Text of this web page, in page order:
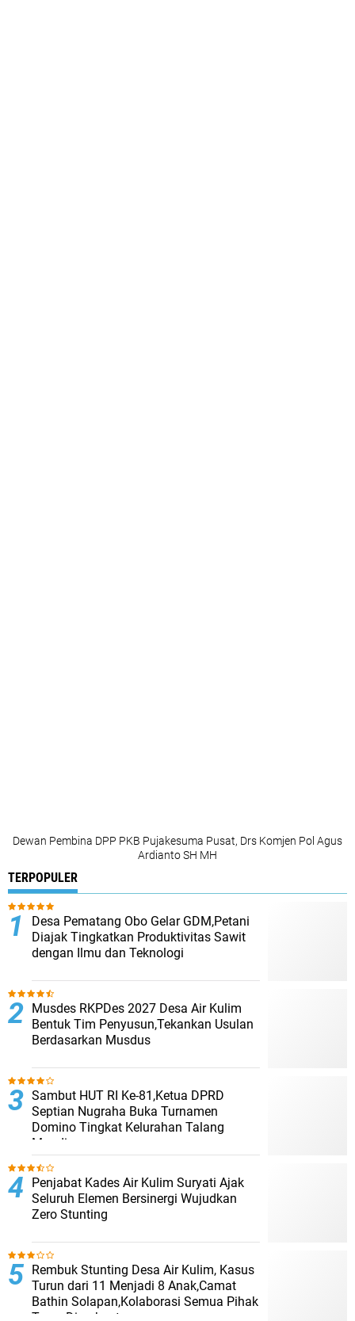
Dewan Pembina DPP PKB Pujakesuma Pusat, Drs Komjen Pol Agus
Ardianto SH MH
TERPOPULER
Desa Pematang Obo Gelar GDM,Petani
Diajak Tingkatkan Produktivitas Sawit
dengan Ilmu dan Teknologi
Musdes RKPDes 2027 Desa Air Kulim
Bentuk Tim Penyusun,Tekankan Usulan
Berdasarkan Musdus
Sambut HUT RI Ke-81,Ketua DPRD
Septian Nugraha Buka Turnamen
Domino Tingkat Kelurahan Talang
Mandi
Penjabat Kades Air Kulim Suryati Ajak
Seluruh Elemen Bersinergi Wujudkan
Zero Stunting
Rembuk Stunting Desa Air Kulim, Kasus
Turun dari 11 Menjadi 8 Anak,Camat
Bathin Solapan,Kolaborasi Semua Pihak
Terus Diperkuat